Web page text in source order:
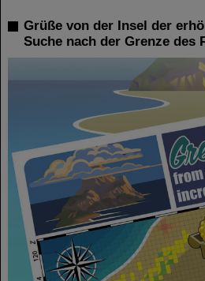
Grüße von der Insel der
Suche nach der Grenze des